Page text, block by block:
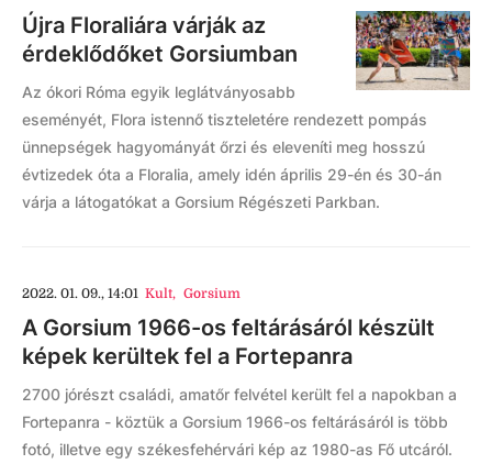
Újra Floraliára várják az
érdeklődőket Gorsiumban
Az ókori Róma egyik leglátványosabb
eseményét, Flora istennő tiszteletére rendezett pompás
ünnepségek hagyományát őrzi és eleveníti meg hosszú
évtizedek óta a Floralia, amely idén április 29-én és 30-án
várja a látogatókat a Gorsium Régészeti Parkban.
2022. 01. 09., 14:01 Kult, Gorsium
A Gorsium 1966-os feltárásáról készült
képek kerültek fel a Fortepanra
2700 jórészt családi, amatőr felvétel került fel a napokban a
Fortepanra - köztük a Gorsium 1966-os feltárásáról is több
fotó, illetve egy székesfehérvári kép az 1980-as Fő utcáról.